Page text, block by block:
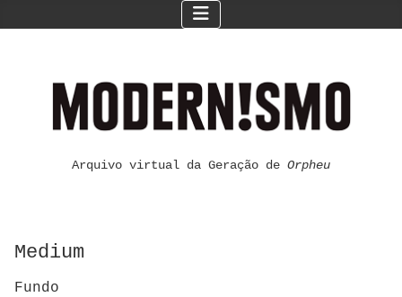
Arquivo virtual da Geração de Orpheu
Medium
Fundo